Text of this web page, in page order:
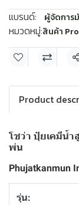
แบรนด์:
ผู้จัดการ
หมวดหมู่:สินค้า
Product
โชว่า ปุ๋ยเคมีน้ำ
พ่น
Phujatkanmun
รุ่น: